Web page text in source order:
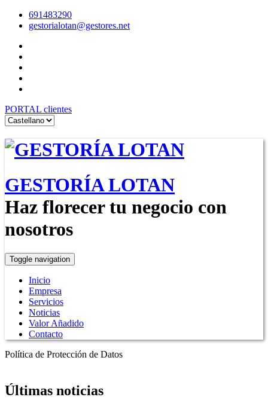
691483290
gestorialotan@gestores.net
PORTAL clientes
GESTORÍA LOTAN
Haz florecer tu negocio con
nosotros
Toggle navigation
Inicio
Empresa
Servicios
Noticias
Valor Añadido
Contacto
Política de Protección de Datos
Últimas noticias